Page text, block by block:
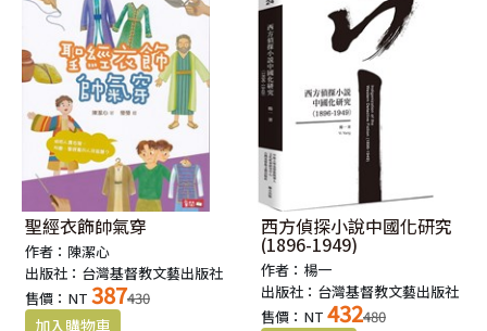
聖經衣飾帥氣穿
作者：陳潔心
出版社：台灣基督教文藝出版社
售價：NT 387430
西方偵探小說中國化研究
(1896-1949)
作者：楊一
出版社：台灣基督教文藝出版社
售價：NT 432480